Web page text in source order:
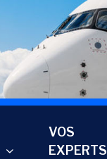
VOS
EXPERTS